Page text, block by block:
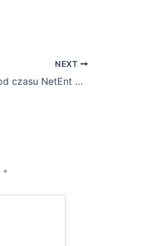
NEXT
Twin Spin slot od czasu NetEnt Bezpłatna nv casino Zabawa Sieciowy wyjąwszy rejesracji
*